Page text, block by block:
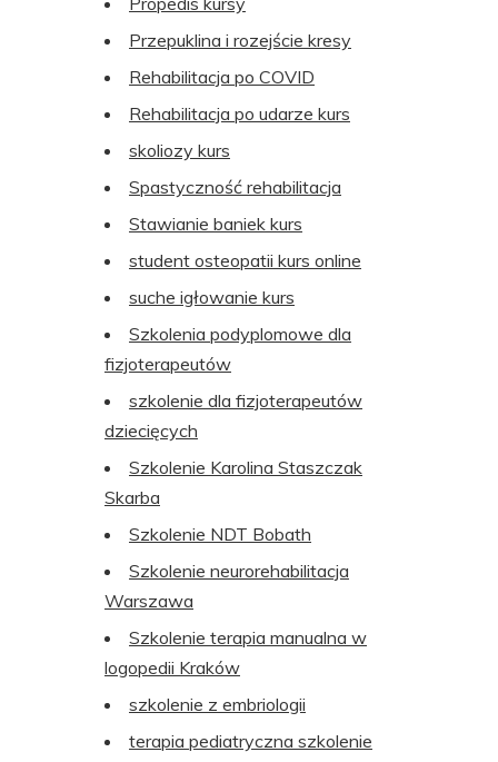
Przepuklina i rozejście kresy
Rehabilitacja po COVID
Rehabilitacja po udarze kurs
skoliozy kurs
Spastyczność rehabilitacja
Stawianie baniek kurs
student osteopatii kurs online
suche igłowanie kurs
Szkolenia podyplomowe dla
fizjoterapeutów
szkolenie dla fizjoterapeutów
dziecięcych
Szkolenie Karolina Staszczak
Skarba
Szkolenie NDT Bobath
Szkolenie neurorehabilitacja
Warszawa
Szkolenie terapia manualna w
logopedii Kraków
szkolenie z embriologii
terapia pediatryczna szkolenie